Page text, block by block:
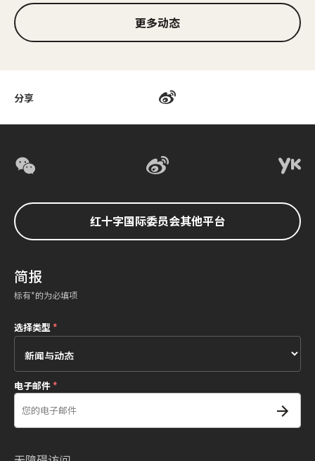
分享
更多动态
红十字国际委员会其他平台
简报
标有*的为必填项
选择类型*
电子邮件*